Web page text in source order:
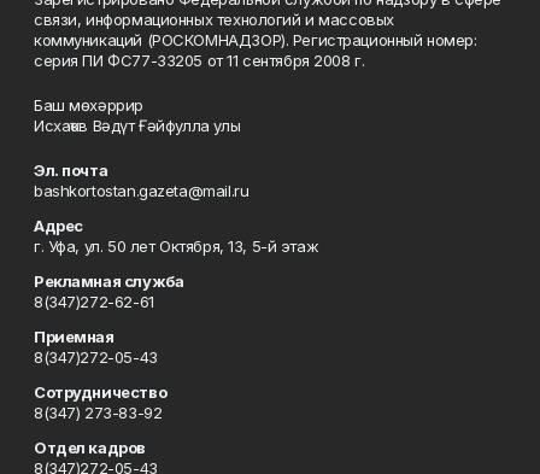
связи, информационных технологий и массовых
коммуникаций (РОСКОМНАДЗОР). Регистрационный номер:
серия ПИ ФС77-33205 от 11 сентября 2008 г.
Баш мөхәррир
Исхаҡов Вәдүт Ғәйфулла улы
Эл. почта
bashkortostan.gazeta@mail.ru
Адрес
г. Уфа, ул. 50 лет Октября, 13, 5-й этаж
Рекламная служба
8(347)272-62-61
Приемная
8(347)272-05-43
Сотрудничество
8(347) 273-83-92
Отдел кадров
8(347)272-05-43